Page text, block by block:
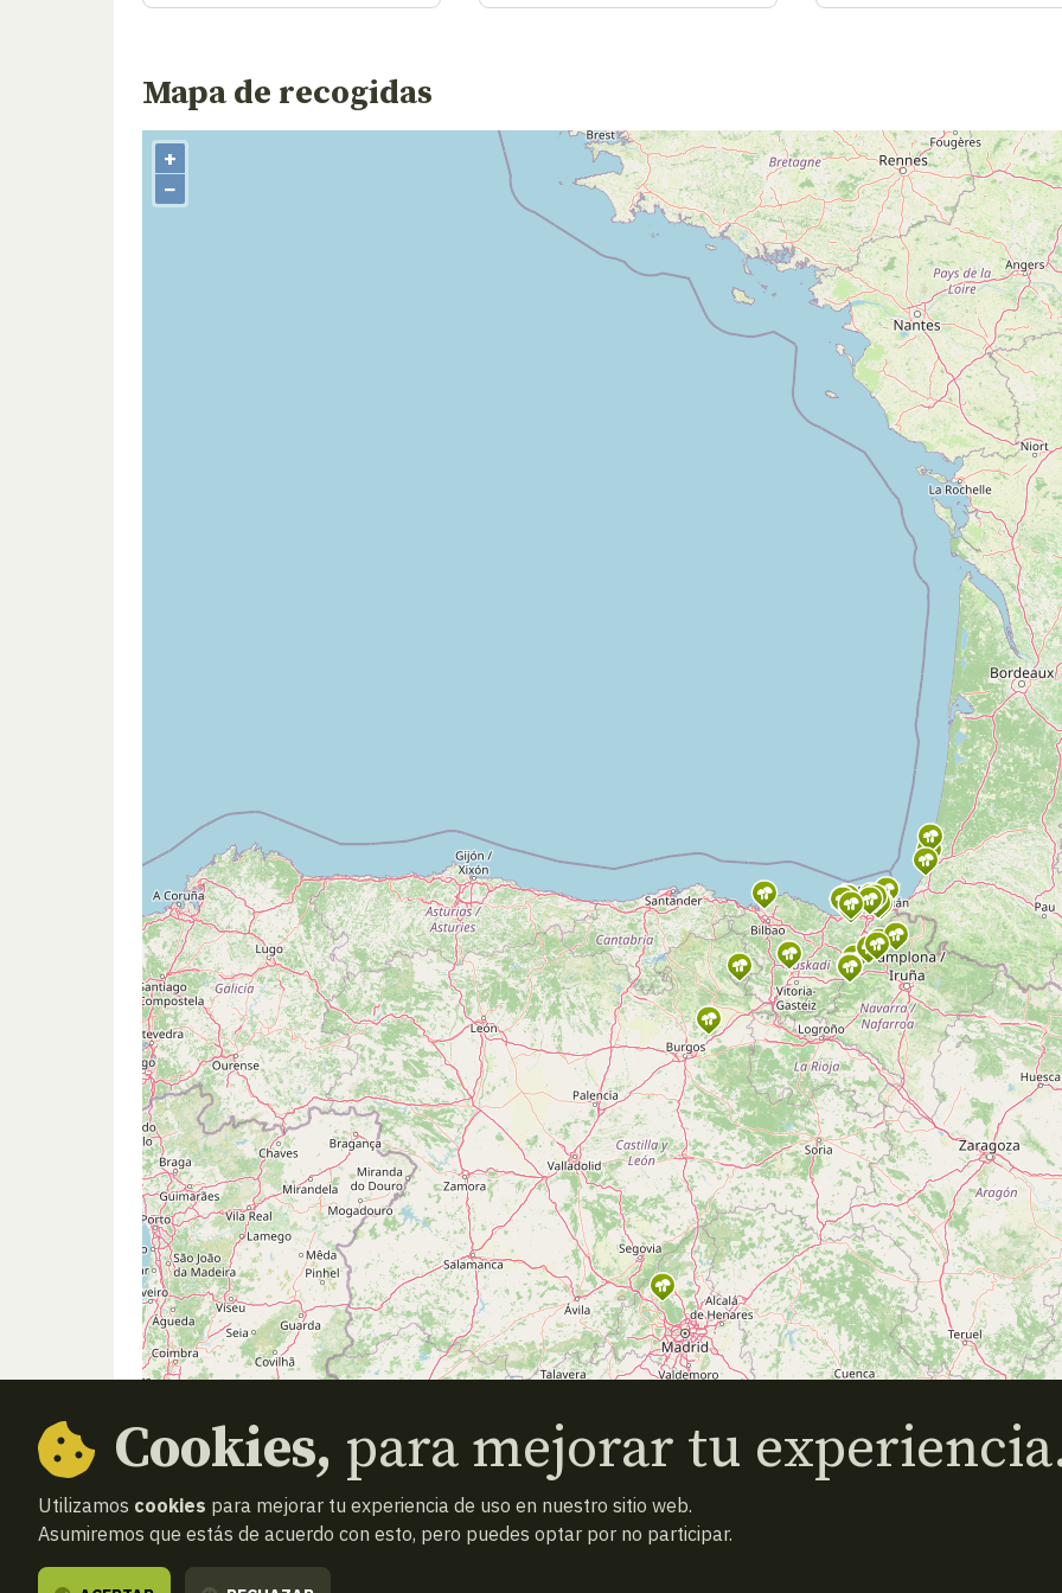
Mapa de recogidas
+
−
Cookies, para mejorar tu
Utilizamos cookies para mejorar tu experiencia de uso en nuestro sitio web.
Asumiremos que estás de acuerdo con esto, pero puedes optar por no participar.